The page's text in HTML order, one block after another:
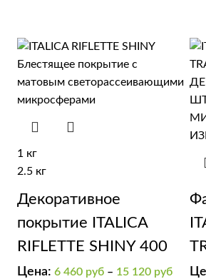
1 кг
2.5 кг
Декоративное
покрытие ITALICA
RIFLETTE SHINY 400
Цена:6 460 руб – 15 120 руб